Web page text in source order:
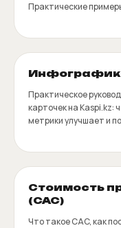
Практические
Практическое
карточек на Kaspi.kz:
метрики улучшает и
Стоимость
(CAC)
Что такое CAC, как